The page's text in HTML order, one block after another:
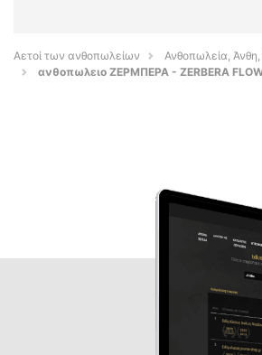
Αετοί των ανθοπωλείων
Ανθοπωλεία,
ανθοπωλειο ΖΕΡΜΠΕΡΑ - ZERBERA